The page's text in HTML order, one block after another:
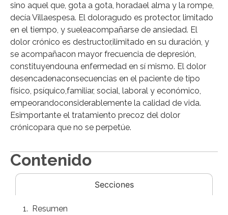
sino aquel que, gota a gota, horadael alma y la rompe,
decía Villaespesa. El doloragudo es protector, limitado
en el tiempo, y sueleacompañarse de ansiedad. El
dolor crónico es destructor,ilimitado en su duración, y
se acompañacon mayor frecuencia de depresión,
constituyendouna enfermedad en sí mismo. El dolor
desencadenaconsecuencias en el paciente de tipo
físico, psíquico,familiar, social, laboral y económico,
empeorandoconsiderablemente la calidad de vida.
Esimportante el tratamiento precoz del dolor
crónicopara que no se perpetúe.
Contenido
Secciones
Resumen